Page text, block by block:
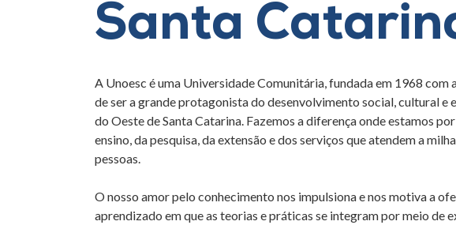
Santa
A Unoesc é uma Universidade Comunitária, fundada em 1968 com
de ser a grande protagonista do desenvolvimento social, cultural e
do Oeste de Santa Catarina. Fazemos a diferença onde estamos
ensino, da pesquisa, da extensão e dos serviços que atendem a
pessoas.
O nosso amor pelo conhecimento nos impulsiona e nos motiva a
aprendizado em que as teorias e práticas se integram por meio de